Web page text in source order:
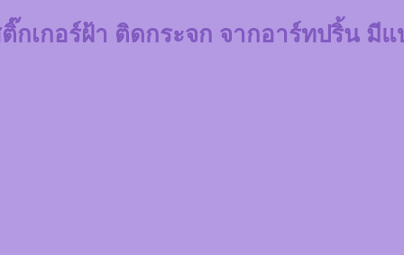
กเกอร์ฝ้า ติดกระจก จากอาร์ทปริ้น มีแ